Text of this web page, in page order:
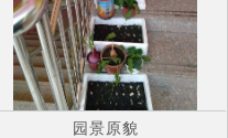
园景原貌